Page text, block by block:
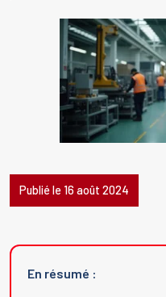
Publié le 16 août 2024
En résumé :